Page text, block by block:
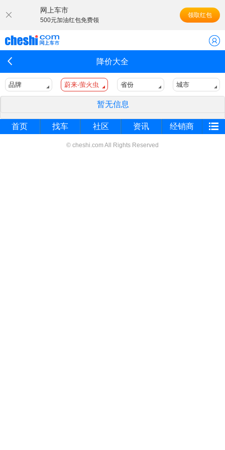
网上车市
500元加油红包免费领
领取红包
降价大全
品牌 蔚来-萤火虫 省份 城市
暂无信息
首页 找车 社区 资讯 经销商
© cheshi.com All Rights Reserved